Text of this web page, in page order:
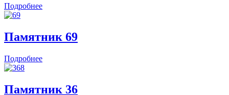
Подробнее
Памятник 69
Подробнее
Памятник 36